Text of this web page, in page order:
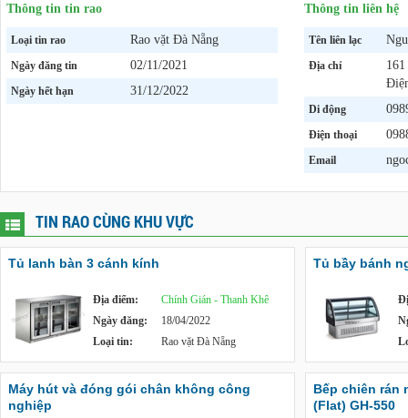
Thông tin tin rao
Loại tin rao Rao vặt Đà Nẵng
Ngày đăng tin 02/11/2021
Ngày hết hạn 31/12/2022
Thông tin liên hệ
Tên liên lạc
Địa chỉ
Di động
Điện thoại
Email
TIN RAO CÙNG KHU VỰC
Tủ lanh bàn 3 cánh kính
Địa điểm:
Chính Gián - Thanh Khê
Ngày đăng:
18/04/2022
Loại tin:
Rao vặt Đà Nẵng
Tủ bầy bánh
Máy hút và đóng gói chân không công
nghiệp
Bếp chiên rán
(Flat) GH-550